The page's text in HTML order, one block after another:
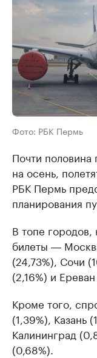
Фото: РБК Пермь
Почти
на осень,
РБК Пермь
планирования
В топе
билеты ―
(24,73%), Сочи
(2,16%) и Ереван
Кроме того,
(1,39%), Казань
Калининград
(0,68%).